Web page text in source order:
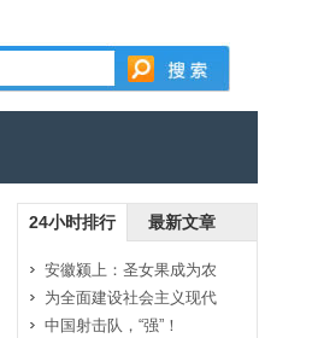
24小时排行 最新文章
安徽颍上：圣女果成为农
为全面建设社会主义现代
中国射击队，“强”！